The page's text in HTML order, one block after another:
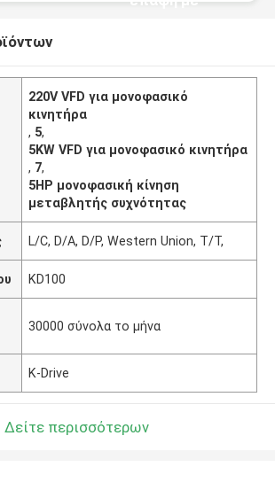
220V VFD για μονοφασικό
κινητήρα
, 5,
5KW VFD για μονοφασικό κινητήρα
, 7,
5HP μονοφασική κίνηση
μεταβλητής συχνότητας
L/C, D/A, D/P, Western Union, T/T,
KD100
30000 σύνολα το μήνα
K-Drive
Δείτε περισσότερων